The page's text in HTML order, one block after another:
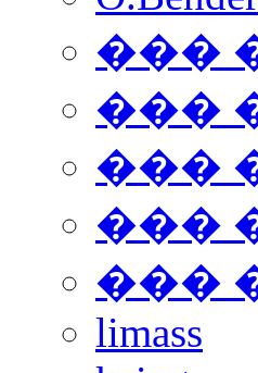
���
���
���
���
���
limass